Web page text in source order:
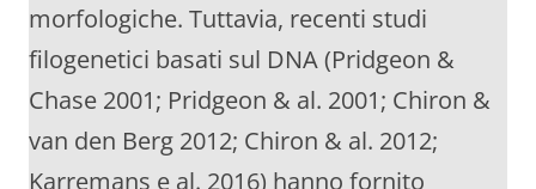
morfologiche. Tuttavia, recenti studi
filogenetici basati sul DNA (Pridgeon &
Chase 2001; Pridgeon & al. 2001; Chiron &
van den Berg 2012; Chiron & al. 2012;
Karremans e al. 2016) hanno fornito